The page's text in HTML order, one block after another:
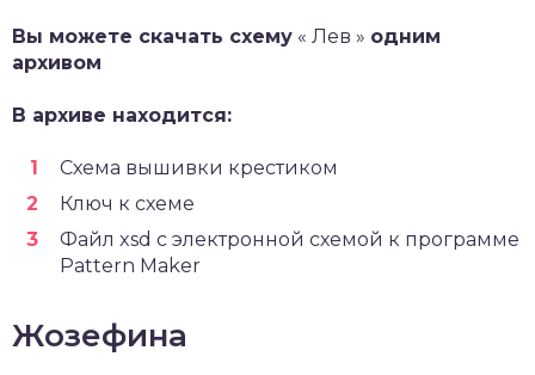
Вы можете скачать схему « Лев » одним
архивом
В архиве находится:
Схема вышивки крестиком
Ключ к схеме
Файл xsd с электронной схемой к программе
Pattern Maker
Жозефина